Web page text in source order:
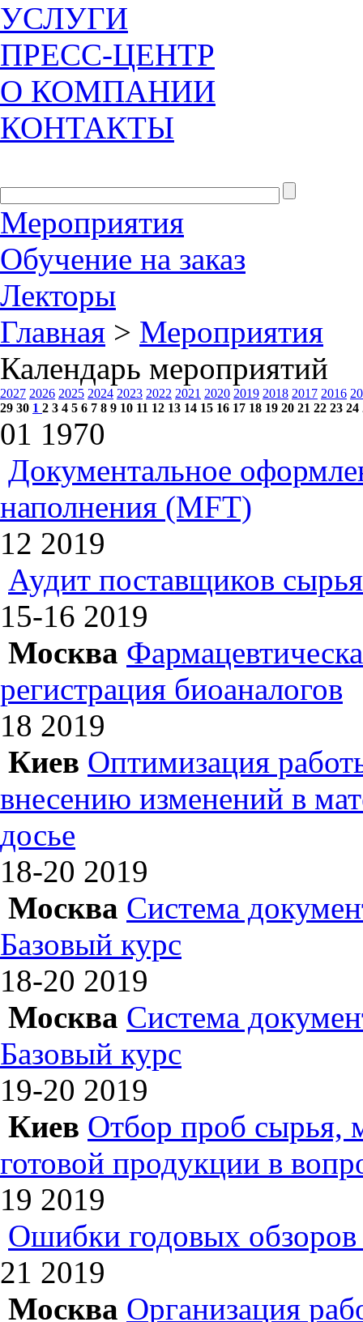
УСЛУГИ
ПРЕСС-ЦЕНТР
О КОМПАНИИ
КОНТАКТЫ
Мероприятия
Обучение на заказ
Лекторы
Главная > Мероприятия
Календарь мероприятий
2027 2026 2025 2024 2023 2022 2021 2020 2019 2018 2017 2016
29 30 1 2 3 4 5 6 7 8 9 10 11 12 13 14 15 16 17 18 19 20 21 22 23 24
01 1970
Документальное
наполнения (MFT)
12 2019
Аудит поставщиков
15-16 2019
Москва
регистрация биоаналогов
18 2019
Киев Оптимизация
внесению изменений в
досье
18-20 2019
Москва Система
Базовый курс
18-20 2019
Москва Система
Базовый курс
19-20 2019
Киев Отбор проб сырья,
готовой продукции в
19 2019
Ошибки годовых обзоров
21 2019
Москва Организация